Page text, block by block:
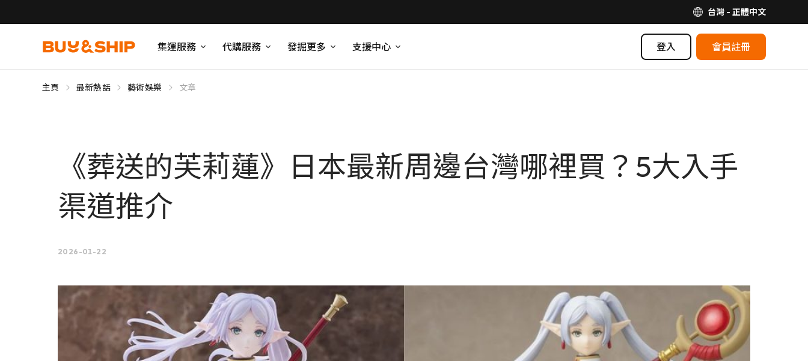
台灣 - 正體中文
集運服務 代購服務 發掘更多 支援中心 登入 會員註冊
主頁 最新熱話 藝術娛樂 文章
《葬送的芙莉蓮》日本最新周邊台灣哪裡買？5大入手
渠道推介
2026-01-22